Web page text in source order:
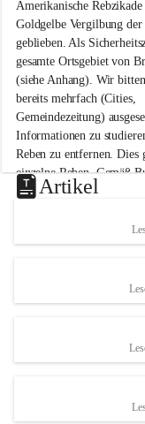
e
n
b
r
u
n
n
a
m
N
e
u
s
d
S
Amerikanische Rebzikade
Goldgelbe Vergilbung der
geblieben. Als
gesamte Ortsgebiet von
(siehe Anhang). Wir
bereits mehrfach (Cities,
Gemeindezeitung)
Informationen zu
Reben zu entfernen.
einzelne Reben. Gemäß
Weinbaugesetz sind nicht
unzulässige Weingärten
helfen wir zusammen
vor den prognostizierten
und den daraus
Maßnahmen zur
Rebe und der
Artikel